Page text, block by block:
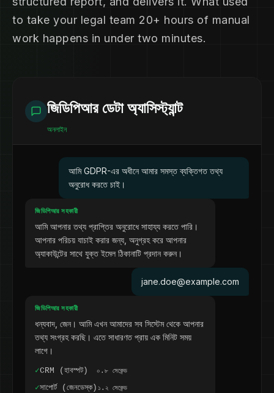
to take your legal team 20+ hours of manual
work happens in under two minutes.
জিডিপিআর ডেটা অ্যাসিস্ট্যান্ট
অনলাইন
আমি GDPR-এর অধীনে আমার সমস্ত ব্যক্তিগত তথ্য
অনুরোধ করতে চাই।
জিডিপিআর সহকারী
আমি আপনার তথ্য প্রাপ্তির অনুরোধে সাহায্য করতে পারি।
আপনার পরিচয় যাচাই করার জন্য, অনুগ্রহ করে আপনার
অ্যাকাউন্টের সাথে যুক্ত ইমেল ঠিকানাটি প্রদান করুন।
jane.doe@example.com
জিডিপিআর সহকারী
ধন্যবাদ, জেন। আমি এখন আমাদের সব সিস্টেম থেকে আপনার
তথ্য সংগ্রহ করছি। এতে সাধারণত প্রায় এক মিনিট সময়
লাগে।
✓CRM (হাবস্পট) ০.৮ সেকেন্ড
✓সাপোর্ট (জেনডেস্ক) ১.২ সেকেন্ড